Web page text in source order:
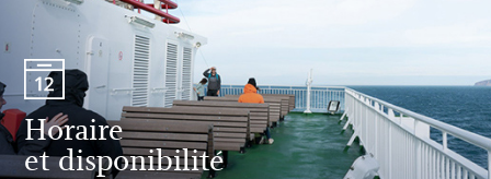
Horaire
et disponibilité